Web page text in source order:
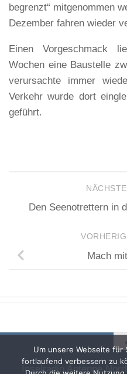
begrenzt“ mitgenommen
Dezember fahren wieder
Einen Vorgeschmack
Wochen eine Baustelle
verursachte immer
Verkehr wurde dort
geführt.
Den Seenotrettern in
Mach
Inselradio Antenne
Um unsere Webseite für
fortlaufend verbessern zu